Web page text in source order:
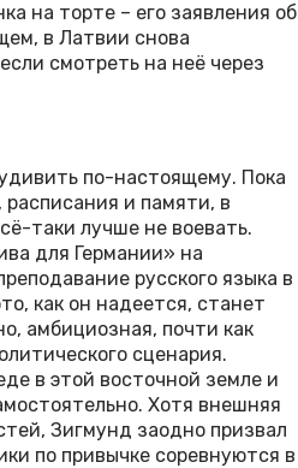
на торте – его заявления об
в Латвии снова
смотреть на неё через
по-настоящему. Пока
и памяти, в
таки лучше не воевать.
для Германии» на
русского языка в
как он надеется, станет
амбициозная, почти как
сценария.
в этой восточной земле и
Хотя внешняя
Зигмунд заодно призвал
по привычке соревнуются в